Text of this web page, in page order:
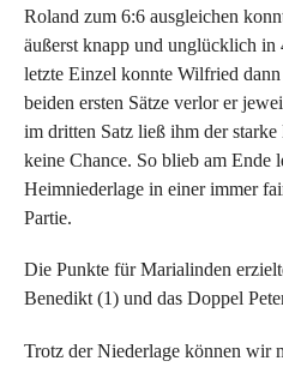
Roland zum 6:6 ausgleichen
äußerst knapp und unglücklich in
letzte Einzel konnte Wilfried
beiden ersten Sätze verlor er
im dritten Satz ließ ihm der starke
keine Chance. So blieb am Ende
Heimniederlage in einer immer
Partie.
Die Punkte für Marialinden
Benedikt (1) und das Doppel
Trotz der Niederlage können wir